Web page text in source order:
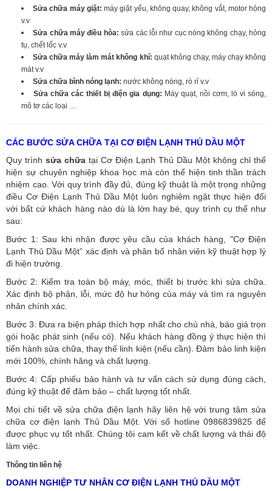
Sửa chữa máy giặt:máy giặt yếu, không quay, không vắt, motor hỏng
v.v
Sửa chữa máy điều hòa: sửa các lỗi như cục nóng không chạy, hỏng
tụ, chết lốc v.v
Sửa chữa máy làm mát không khí: quạt không chạy, máy chạy không
mát v.v
Sửa chữa bình nóng lạnh: nước không nóng, rò rỉ v.v
Sửa chữa các thiết bị điện gia dụng: Máy quạt, nồi cơm, lò vi sóng,
mô tơ các loại …
CÁC BƯỚC SỬA CHỮA TẠI CƠ ĐIỆN LẠNH THỦ DẦU MỘT
Quy trình sửa chữa tại Cơ Điện Lạnh Thủ Dầu Một không chỉ thể
hiện sự chuyên nghiệp khoa học mà còn thể hiện tinh thần trách
nhiệm cao. Với quy trình đầy đủ, đúng kỹ thuật là một trong những
điều Cơ Điện Lạnh Thủ Dầu Một luôn nghiêm ngặt thực hiện đối
với bất cứ khách hàng nào dù là lớn hay bé, quy trình cụ thể như
sau:
Bước 1: Sau khi nhận được yêu cầu của khách hàng, "Cơ Điện
Lạnh Thủ Dầu Một” xác định và phân bổ nhân viên kỹ thuật hợp lý
đi hiện trường.
Bước 2: Kiểm tra toàn bộ máy, móc, thiết bị trước khi sửa chữa.
Xác định bộ phận, lỗi, mức độ hư hỏng của máy và tìm ra nguyên
nhân chính xác.
Bước 3: Đưa ra biện pháp thích hợp nhất cho chủ nhà, báo giá trọn
gói hoặc phát sinh (nếu có). Nếu khách hàng đồng ý thực hiện thì
tiến hành sửa chữa, thay thế linh kiện (nếu cần). Đảm bảo linh kiện
mới 100%, chính hãng và chất lượng.
Bước 4: Cấp phiếu bảo hành và tư vấn cách sử dụng đúng cách,
đúng kỹ thuật để đảm bảo – chất lượng tốt nhất.
Mọi chi tiết về sửa chữa điện lạnh hãy liên hệ với trung tâm sửa
chữa cơ điện lạnh Thủ Dầu Một. Với số hotline 0986839825 để
được phục vụ tốt nhất. Chúng tôi cam kết về chất lượng và thái độ
làm việc.
Thông tin liên hệ
DOANH NGHIỆP TƯ NHÂN CƠ ĐIỆN LẠNH THỦ DẦU MỘT